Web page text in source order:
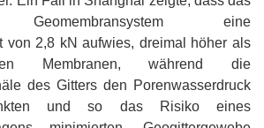
Geomembransystem eine
von 2,8 kN aufwies, dreimal höher als
Membranen, während die
des Gitters den Porenwasserdruck
und so das Risiko eines